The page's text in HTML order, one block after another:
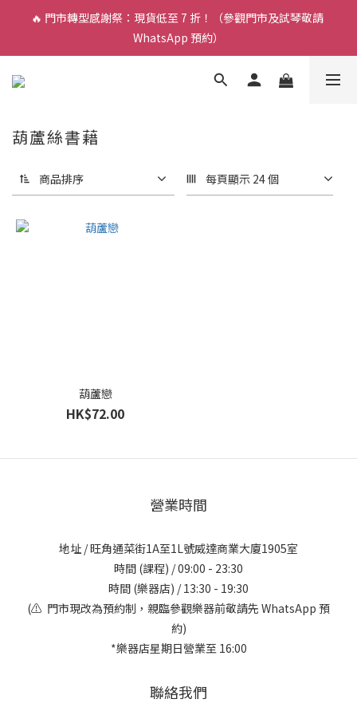
🎵 新生限時：$200 試堂優惠（包樂器借用）
🔥 門市轉型感謝祭：現貨低至 7 折！（參觀門市及試琴敬請
WhatsApp 預約）
🎵 新生限時：$200 試堂優惠（包樂器借用）
葫蘆絲書藉
商品排序 每頁顯示 24 個
葫蘆戀
HK$72.00
營業時間
地址 / 旺角通菜街1A至1L號威達商業大廈1905室
時間 (課程) / 09:00 - 23:30
時間 (樂器店) / 13:30 - 19:30
(⚠️ 門市現改為預約制，親臨參觀樂器前敬請先 WhatsApp 預
約)
*樂器店星期日營業至 16:00
聯絡我們